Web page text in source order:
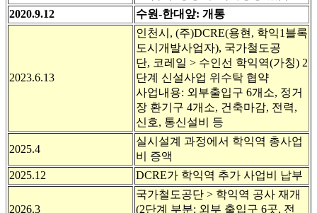
2020.9.12
수원-한대앞: 개통
2023.6.13
인천시, (주)DCRE(용현, 학익1블록
도시개발사업자), 국가철도공
단, 코레일 > 수인선 학익역(가칭) 2
단계 신설사업 위수탁 협약
사업내용: 외부출입구 6개소, 정거
장 환기구 4개소, 건축마감, 전력,
신호, 통신설비 등
2025.4
실시설계 과정에서 학익역 총사업
비 증액
2025.12
DCRE가 학익역 추가 사업비 납부
2026.3
국가철도공단 > 학익역 공사 재개
(2단계 부분: 외부 출입구 6곳, 전